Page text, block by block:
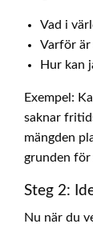
Vad i
Varför
Hur kan
Exempel:
saknar
mängden
grunden för
Steg 2:
Nu när du